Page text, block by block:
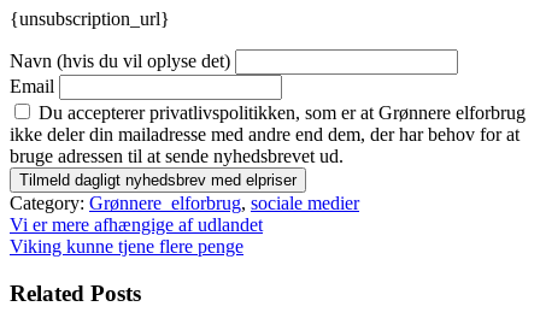
{unsubscription_url}
Navn (hvis du vil oplyse det)
Email
Du accepterer privatlivspolitikken, som er at Grønnere elforbrug
ikke deler din mailadresse med andre end dem, der har behov for at
bruge adressen til at sende nyhedsbrevet ud.
Category: Grønnere_elforbrug, sociale medier
Indlægsnavigation
Vi er mere afhængige af udlandet
Viking kunne tjene flere penge
Related Posts